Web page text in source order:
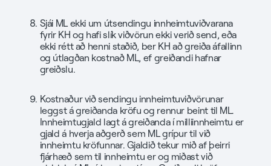
Sjái ML ekki um útsendingu innheimtuviðvarana
fyrir KH og hafi slík viðvörun ekki verið send, eða
ekki rétt að henni staðið, ber KH að greiða áfallinn
og útlagðan kostnað ML, ef greiðandi hafnar
greiðslu.
Kostnaður við sendingu innheimtuviðvörunar
leggst á greiðanda kröfu og rennur beint til ML.
Innheimtugjald lagt á greiðanda í milliinnheimtu er
gjald á hverja aðgerð sem ML grípur til við
innheimtu kröfunnar. Gjaldið tekur mið af þeirri
fjárhæð sem til innheimtu er og miðast við